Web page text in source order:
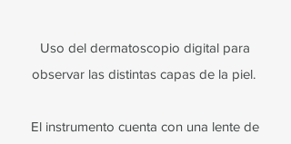
Uso del dermatoscopio digital para
observar las distintas capas de la piel.
El instrumento cuenta con una lente de